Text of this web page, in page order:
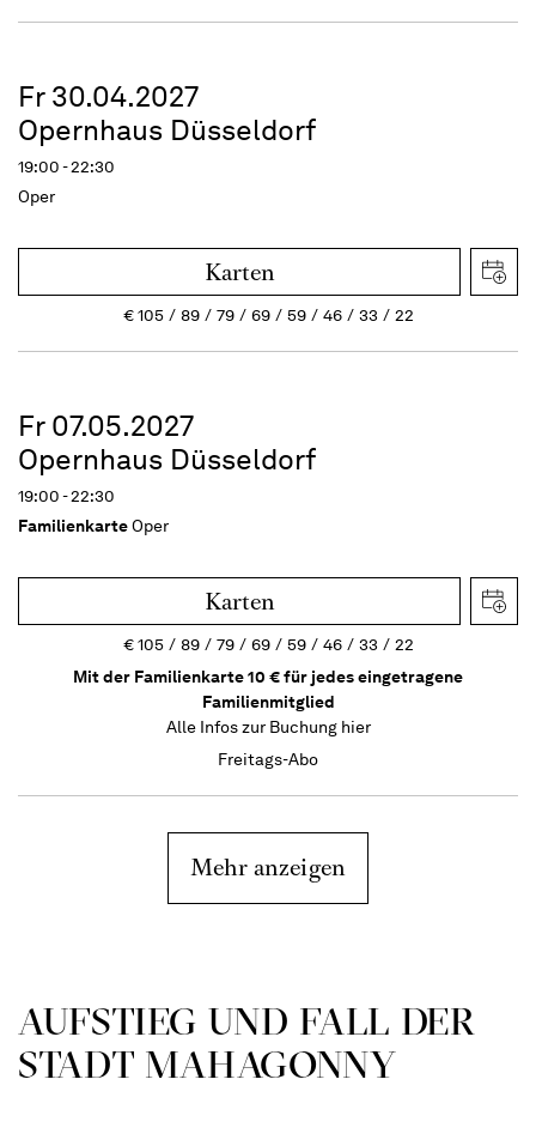
Fr 30.04.2027
Opernhaus Düsseldorf
19:00 - 22:30
Oper
Karten
€105 89 79 69 59 46 33 22
Fr 07.05.2027
Opernhaus Düsseldorf
19:00 - 22:30
FamilienkarteOper
Karten
€105 89 79 69 59 46 33
22
Mit der Familienkarte 10 € für jedes eingetragene
Familienmitglied
Alle Infos zur Buchung hier
Freitags-Abo
Mehr anzeigen
AUFSTIEG UND FALL DER
STADT MAHAGONNY